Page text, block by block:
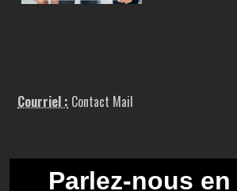
Courriel : Contact Mail